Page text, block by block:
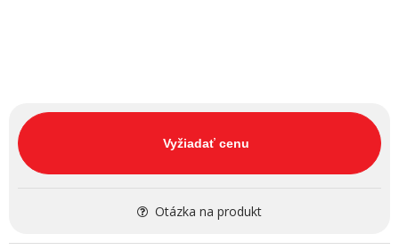
Vyžiadať cenu
Otázka na produkt